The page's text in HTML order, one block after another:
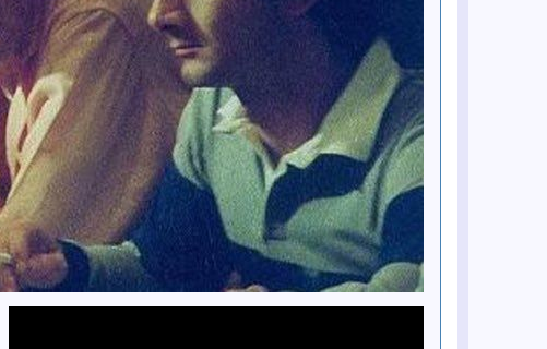
9 gru
Moje dwie rozmowy z Seanem Ono
8 gru
Fotograf Allan Tannenbaum
wspomina ostatnie tygodnie życia
Johna Lennona
6 gru
British Library zaprasza na „The
Beatles at Stowe School” – odsłuch i
spotkanie z gośćmi
4 gru
The Rest Is History: Kompletna
historia The Beatles z Conanem
O’Brienem
4 gru
The Rest Is History: Kompletna
historia The Beatles z Conanem
O’Brienem (Część II)
4 gru
Siostrzenica Pete'a Besta z
kluczową rolą w filmach o The
Beatles u Sama Mendesa
MOJO śledzi kulisy powstania
albumu Rubber Soul zespołu The